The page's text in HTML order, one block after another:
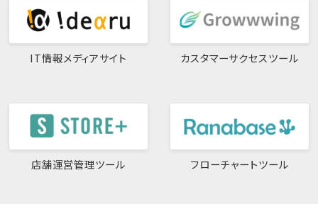
IT情報メディアサイト カスタマーサクセスツール
店舗運営管理ツール フローチャートツール